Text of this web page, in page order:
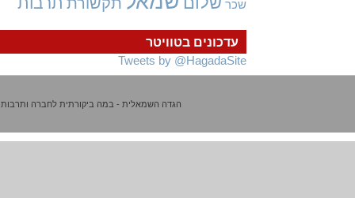
עדכונים בטוויטר
Tweets by @HagadaSite
שכר
הגדה השמאלית - במה ביקורתית לחברה ותרבות